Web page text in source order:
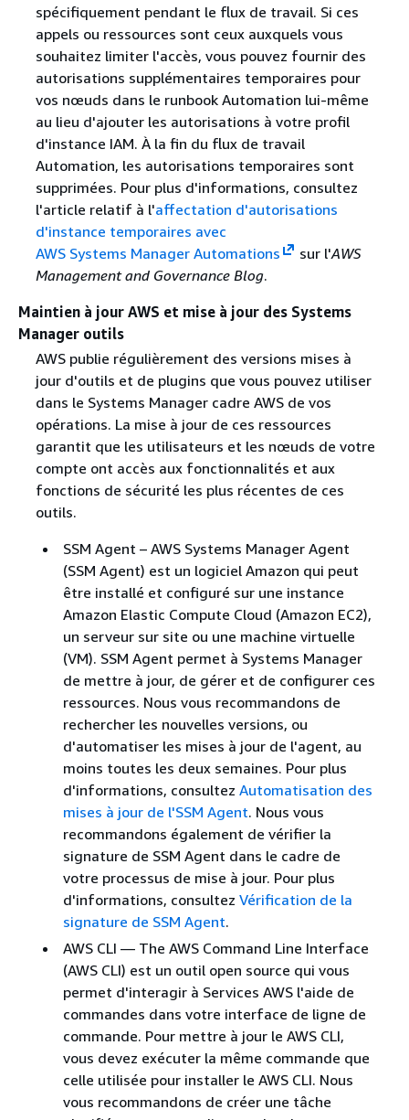
spécifiquement pendant le flux de travail. Si ces
appels ou ressources sont ceux auxquels vous
souhaitez limiter l'accès, vous pouvez fournir des
autorisations supplémentaires temporaires pour
vos nœuds dans le runbook Automation lui-même
au lieu d'ajouter les autorisations à votre profil
d'instance IAM. À la fin du flux de travail
Automation, les autorisations temporaires sont
supprimées. Pour plus d'informations, consultez
l'article relatif à l'affectation d'autorisations
d'instance temporaires avec
AWS Systems Manager Automations
sur l'AWS
Management and Governance Blog.
Maintien à jour AWS et mise à jour des Systems
Manager outils
AWS publie régulièrement des versions mises à
jour d'outils et de plugins que vous pouvez utiliser
dans le Systems Manager cadre AWS de vos
opérations. La mise à jour de ces ressources
garantit que les utilisateurs et les nœuds de votre
compte ont accès aux fonctionnalités et aux
fonctions de sécurité les plus récentes de ces
outils.
SSM Agent – AWS Systems Manager Agent
(SSM Agent) est un logiciel Amazon qui peut
être installé et configuré sur une instance
Amazon Elastic Compute Cloud (Amazon EC2),
un serveur sur site ou une machine virtuelle
(VM). SSM Agent permet à Systems Manager
de mettre à jour, de gérer et de configurer ces
ressources. Nous vous recommandons de
rechercher les nouvelles versions, ou
d'automatiser les mises à jour de l'agent, au
moins toutes les deux semaines. Pour plus
d'informations, consultez Automatisation des
mises à jour de l'SSM Agent. Nous vous
recommandons également de vérifier la
signature de SSM Agent dans le cadre de
votre processus de mise à jour. Pour plus
d'informations, consultez Vérification de la
signature de SSM Agent.
AWS CLI — The AWS Command Line Interface
(AWS CLI) est un outil open source qui vous
permet d'interagir à Services AWS l'aide de
commandes dans votre interface de ligne de
commande. Pour mettre à jour le AWS CLI,
vous devez exécuter la même commande que
celle utilisée pour installer le AWS CLI. Nous
vous recommandons de créer une tâche